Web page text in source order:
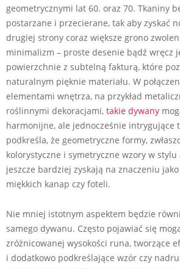
geometrycznymi lat 60. oraz 70. Tkaniny
postarzane i przecierane, tak aby zyskać
drugiej strony coraz większe grono
minimalizm – proste desenie bądź wręcz
powierzchnie z subtelną fakturą, które
naturalnym pięknie materiału. W
elementami wnętrza, na przykład
roślinnymi dekoracjami, takie dywany
harmonijne, ale jednocześnie intrygujące
podkreśla, że geometryczne formy,
kolorystyczne i symetryczne wzory w
jeszcze bardziej zyskają na znaczeniu
miękkich kanap czy foteli.
Nie mniej istotnym aspektem będzie
samego dywanu. Często pojawiać się
zróżnicowanej wysokości runa, tworzące
i dodatkowo podkreślające wzór czy